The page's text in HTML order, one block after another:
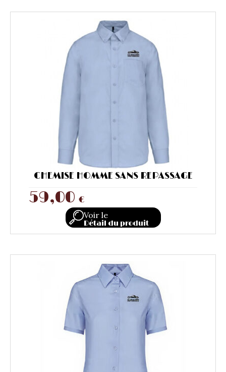
La 15/6 G –
1938/1947
La 15/6 D –
1947/1955
1954/1956
CHEMISE HOMME SANS REPASSAGE
59,00 €
Voir le
Détail du produit